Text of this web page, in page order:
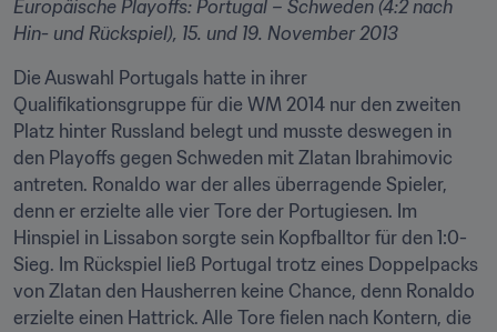
Europäische Playoffs: Portugal – Schweden (4:2 nach
Hin- und Rückspiel), 15. und 19. November 2013
Die Auswahl Portugals hatte in ihrer
Qualifikationsgruppe für die WM 2014 nur den zweiten
Platz hinter Russland belegt und musste deswegen in
den Playoffs gegen Schweden mit Zlatan Ibrahimovic
antreten. Ronaldo war der alles überragende Spieler,
denn er erzielte alle vier Tore der Portugiesen. Im
Hinspiel in Lissabon sorgte sein Kopfballtor für den 1:0-
Sieg. Im Rückspiel ließ Portugal trotz eines Doppelpacks
von Zlatan den Hausherren keine Chance, denn Ronaldo
erzielte einen Hattrick. Alle Tore fielen nach Kontern, die